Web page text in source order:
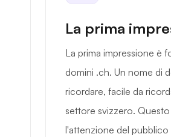
La prima
La prima impressione è
domini .ch. Un nome di
ricordare, facile da
settore svizzero.
l'attenzione del